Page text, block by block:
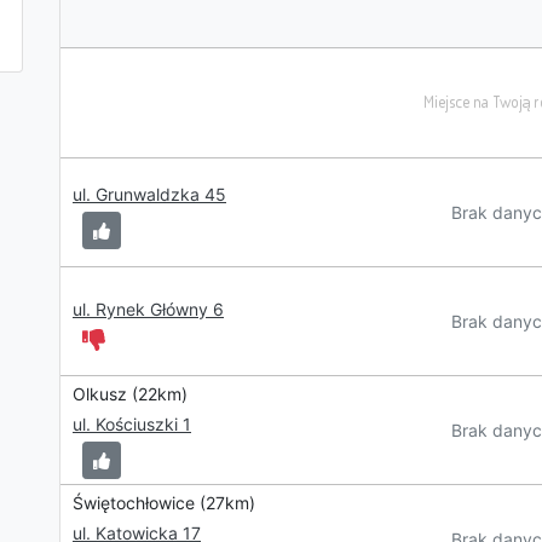
ul. Grunwaldzka 45
Brak
ul. Rynek Główny 6
Brak
Olkusz (22km)
ul. Kościuszki 1
Brak
Świętochłowice (27km)
ul. Katowicka 17